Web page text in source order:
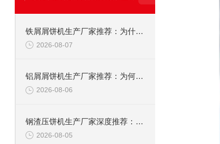
铁屑屑饼机生产厂家推荐：为什么恩派特是您的优选伙伴
2026-08-07
铝屑屑饼机生产厂家推荐：为何恩派特成为金属回收行业的“隐形优选”？
2026-08-06
钢渣压饼机生产厂家深度推荐：为何恩派特成为高净值产线的优选
2026-08-05